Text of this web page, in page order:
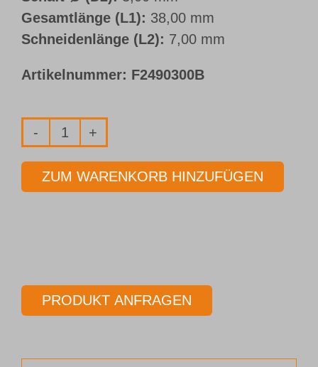
Gesamtlänge (L1): 38,00 mm
Schneidenlänge (L2): 7,00 mm
Artikelnummer: F2490300B
Fräser
2-
Schneider
38,00
mm
ZUM WARENKORB HINZUFÜGEN
PRODUKT ANFRAGEN